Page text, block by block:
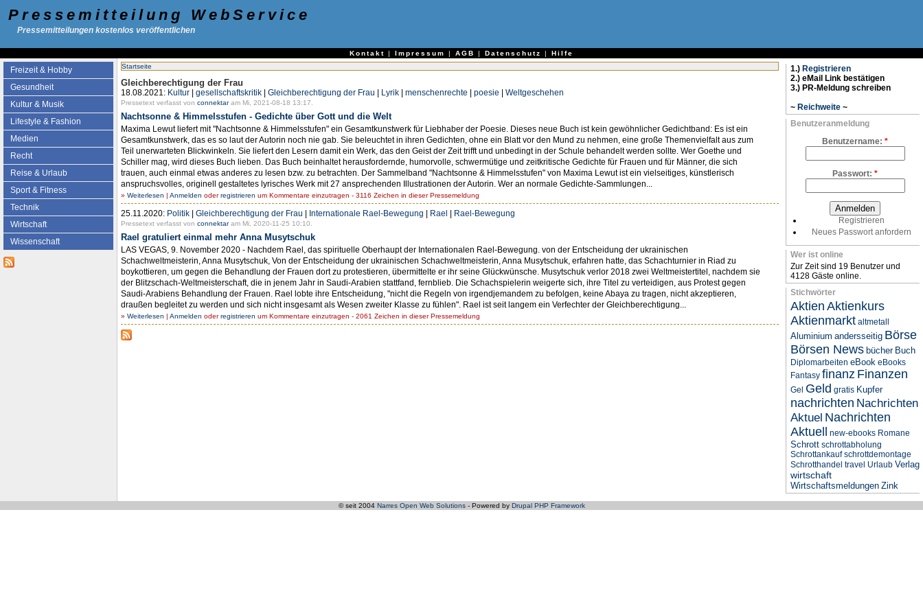
Pressemitteilung WebService
Pressemitteilungen kostenlos veröffentlichen
Kontakt | Impressum | AGB | Datenschutz | Hilfe
Freizeit & Hobby
Gesundheit
Kultur & Musik
Lifestyle & Fashion
Medien
Recht
Reise & Urlaub
Sport & Fitness
Technik
Wirtschaft
Wissenschaft
Startseite
Gleichberechtigung der Frau
18.08.2021: Kultur | gesellschaftskritik | Gleichberechtigung der Frau | Lyrik | menschenrechte | poesie | Weltgeschehen
Pressetext verfasst von connektaram Mi, 2021-08-18 13:17.
Nachtsonne & Himmelsstufen - Gedichte über Gott und die Welt
Maxima Lewut liefert mit "Nachtsonne & Himmelsstufen" ein Gesamtkunstwerk für Liebhaber der Poesie. Dieses neue Buch ist kein gewöhnlicher Gedichtband: Es ist ein
Gesamtkunstwerk, das es so laut der Autorin noch nie gab. Sie beleuchtet in ihren Gedichten, ohne ein Blatt vor den Mund zu nehmen, eine große Themenvielfalt aus zum
Teil unerwarteten Blickwinkeln. Sie liefert den Lesern damit ein Werk, das den Geist der Zeit trifft und unbedingt in der Schule behandelt werden sollte. Wer Goethe und
Schiller mag, wird dieses Buch lieben. Das Buch beinhaltet herausfordernde, humorvolle, schwermütige und zeitkritische Gedichte für Frauen und für Männer, die sich
trauen, auch einmal etwas anderes zu lesen bzw. zu betrachten. Der Sammelband "Nachtsonne & Himmelsstufen" von Maxima Lewut ist ein vielseitiges, künstlerisch
anspruchsvolles, originell gestaltetes lyrisches Werk mit 27 ansprechenden Illustrationen der Autorin. Wer an normale Gedichte-Sammlungen...
» Weiterlesen | Anmelden oderregistrieren um Kommentare einzutragen - 3116 Zeichen in dieser Pressemeldung
25.11.2020: Politik | Gleichberechtigung der Frau | Internationale Rael-Bewegung | Rael | Rael-Bewegung
Pressetext verfasst von connektaram Mi, 2020-11-25 10:10.
Rael gratuliert einmal mehr Anna Musytschuk
LAS VEGAS, 9. November 2020 - Nachdem Rael, das spirituelle Oberhaupt der Internationalen Rael-Bewegung. von der Entscheidung der ukrainischen
Schachweltmeisterin, Anna Musytschuk, Von der Entscheidung der ukrainischen Schachweltmeisterin, Anna Musytschuk, erfahren hatte, das Schachturnier in Riad zu
boykottieren, um gegen die Behandlung der Frauen dort zu protestieren, übermittelte er ihr seine Glückwünsche. Musytschuk verlor 2018 zwei Weltmeistertitel, nachdem sie
der Blitzschach-Weltmeisterschaft, die in jenem Jahr in Saudi-Arabien stattfand, fernblieb. Die Schachspielerin weigerte sich, ihre Titel zu verteidigen, aus Protest gegen
Saudi-Arabiens Behandlung der Frauen. Rael lobte ihre Entscheidung, "nicht die Regeln von irgendjemandem zu befolgen, keine Abaya zu tragen, nicht akzeptieren,
draußen begleitet zu werden und sich nicht insgesamt als Wesen zweiter Klasse zu fühlen". Rael ist seit langem ein Verfechter der Gleichberechtigung...
» Weiterlesen | Anmelden oderregistrieren um Kommentare einzutragen - 2061 Zeichen in dieser Pressemeldung
1.) Registrieren
2.) eMail Link bestätigen
3.) PR-Meldung schreiben
~ Reichweite ~
Benutzeranmeldung
Benutzername: *
Passwort: *
Registrieren
Neues Passwort anfordern
Wer ist online
Zur Zeit sind 19 Benutzer und
4128 Gäste online.
Stichwörter
Aktien Aktienkurs
Aktienmarkt altmetall
Aluminium andersseitig Börse
Börsen News bücher Buch
Diplomarbeiten eBook eBooks
Fantasy finanz Finanzen
Gel Geld gratis Kupfer
nachrichten Nachrichten
Aktuel Nachrichten
Aktuell
new-ebooks Romane
Schrott schrottabholung
Schrottankauf schrottdemontage
Schrotthandel travel Urlaub Verlag
wirtschaft
Wirtschaftsmeldungen Zink
© seit 2004 Narres Open Web Solutions- Powered by Drupal PHP Framework